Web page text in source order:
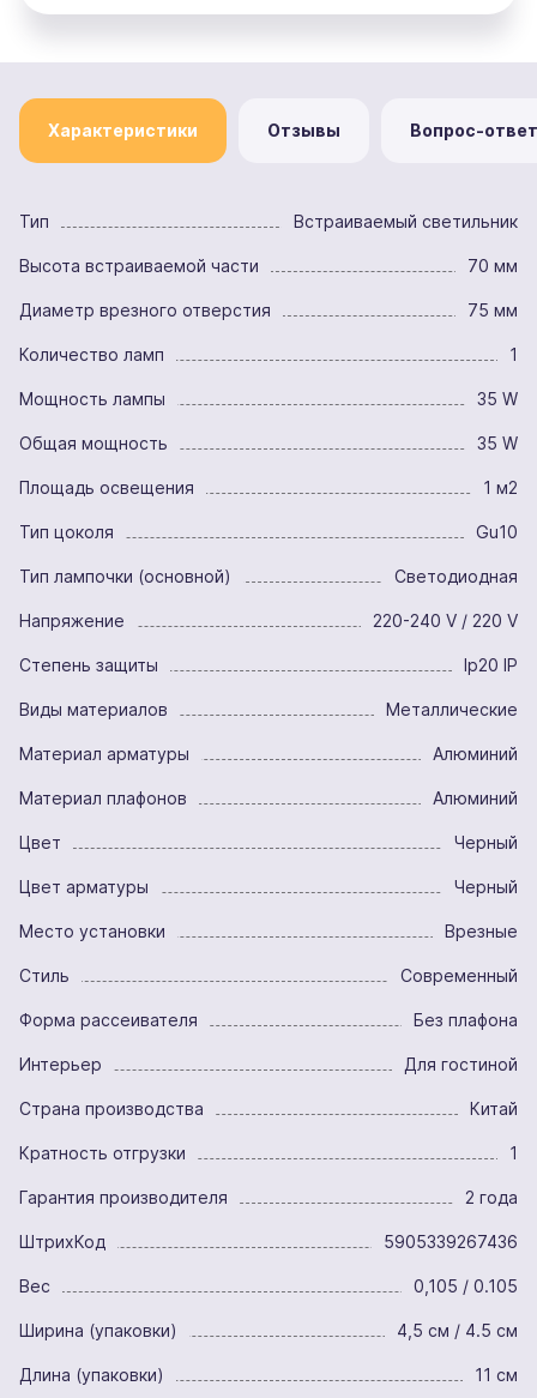
Характеристики Отзывы Вопрос-ответ
Тип Встраиваемый светильник
Высота встраиваемой части 70 мм
Диаметр врезного отверстия 75 мм
Количество ламп 1
Мощность лампы 35 W
Общая мощность 35 W
Площадь освещения 1 м2
Тип цоколя Gu10
Тип лампочки (основной) Светодиодная
Напряжение 220-240 V / 220 V
Степень защиты Ip20 IP
Виды материалов Металлические
Материал арматуры Алюминий
Материал плафонов Алюминий
Цвет Черный
Цвет арматуры Черный
Место установки Врезные
Стиль Современный
Форма рассеивателя Без плафона
Интерьер Для гостиной
Страна производства Китай
Кратность отгрузки 1
Гарантия производителя 2 года
ШтрихКод 5905339267436
Вес 0,105 / 0.105
Ширина (упаковки) 4,5 см / 4.5 см
Длина (упаковки) 11 см